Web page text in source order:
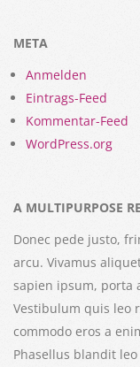
META
Anmelden
Eintrags-Feed
Kommentar-Feed
WordPress.org
A MULTIPURPOSE
Donec pede justo,
arcu. Vivamus
sapien ipsum, porta
Vestibulum quis leo
commodo eros a
Phasellus blandit